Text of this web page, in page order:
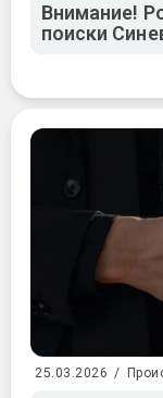
Внимание!
поиски
25.03.2026 /